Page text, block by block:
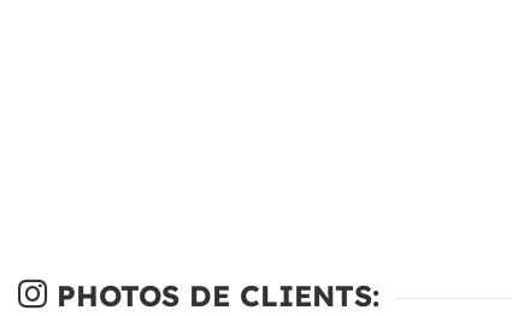
PHOTOS DE CLIENTS: